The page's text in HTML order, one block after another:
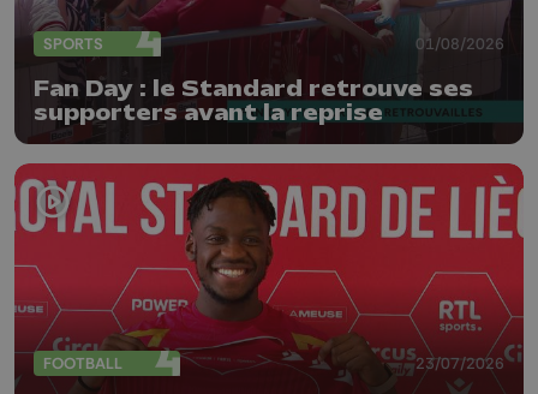
SPORTS 01/08/2026
Fan Day : le Standard retrouve ses
supporters avant la reprise
FOOTBALL 23/07/2026